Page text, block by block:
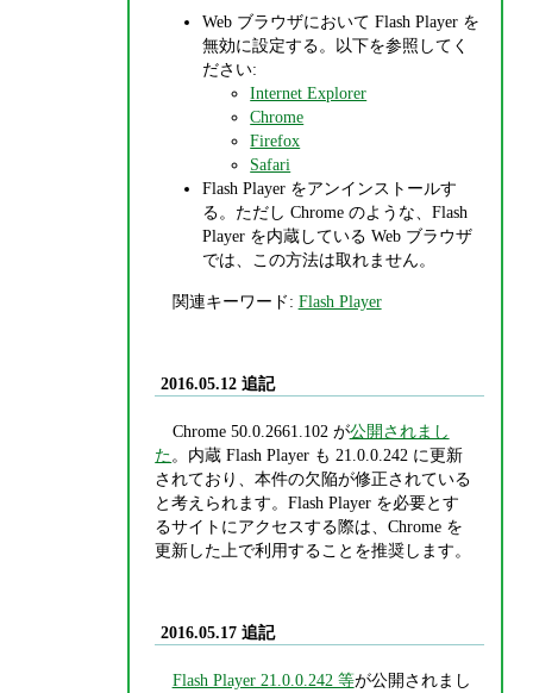
Web ブラウザにおいて Flash Player を
無効に設定する。以下を参照してく
ださい:
Internet Explorer
Chrome
Firefox
Safari
Flash Player をアンインストールす
る。ただし Chrome のような、Flash
Player を内蔵している Web ブラウザ
では、この方法は取れません。
関連キーワード: Flash Player
2016.05.12 追記
Chrome 50.0.2661.102 が公開されまし
た。内蔵 Flash Player も 21.0.0.242 に更新
されており、本件の欠陥が修正されている
と考えられます。Flash Player を必要とす
るサイトにアクセスする際は、Chrome を
更新した上で利用することを推奨します。
2016.05.17 追記
Flash Player 21.0.0.242 等が公開されまし